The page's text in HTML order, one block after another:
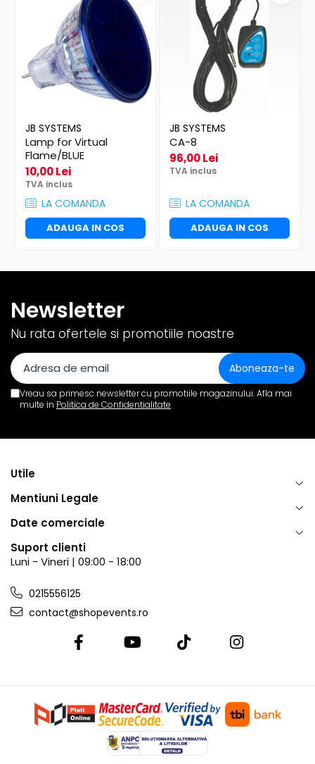
JB SYSTEMS
Lamp for Virtual
Flame/BLUE
10,00 Lei
TVA inclus
LA COMANDA
ADAUGA IN COS
JB SYSTEMS
CA-8
96,00 Lei
TVA inclus
LA COMANDA
ADAUGA IN COS
Newsletter
Nu rata ofertele si promotiile noastre
Vreau sa primesc newsletter cu promotiile magazinului. Afla mai
multe in Politica de Confidentialitate
Utile
Mentiuni Legale
Date comerciale
Suport clienti
Luni - Vineri | 09:00 - 18:00
0215556125
contact@shopevents.ro